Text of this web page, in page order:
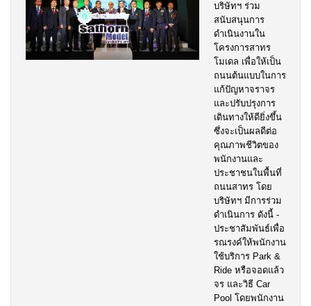
บริษัทฯ ร่วม
สนับสนุนการ
ดำเนินงานใน
โครงการสาทร
โมเดล เพื่อให้เป็น
ถนนต้นแบบในการ
แก้ปัญหาจราจร
และปรับปรุงการ
เดินทางให้ดียิ่งขึ้น
ซึ่งจะเป็นผลดีต่อ
คุณภาพชีวิตของ
พนักงานและ
ประชาชนในพื้นที่
ถนนสาทร โดย
บริษัทฯ มีการร่วม
ดำเนินการ ดังนี้ -
ประชาสัมพันธ์เพื่อ
รณรงค์ให้พนักงาน
ใช้บริการ Park &
Ride หรือจอดแล้ว
จร และวิธี Car
Pool โดยพนักงาน